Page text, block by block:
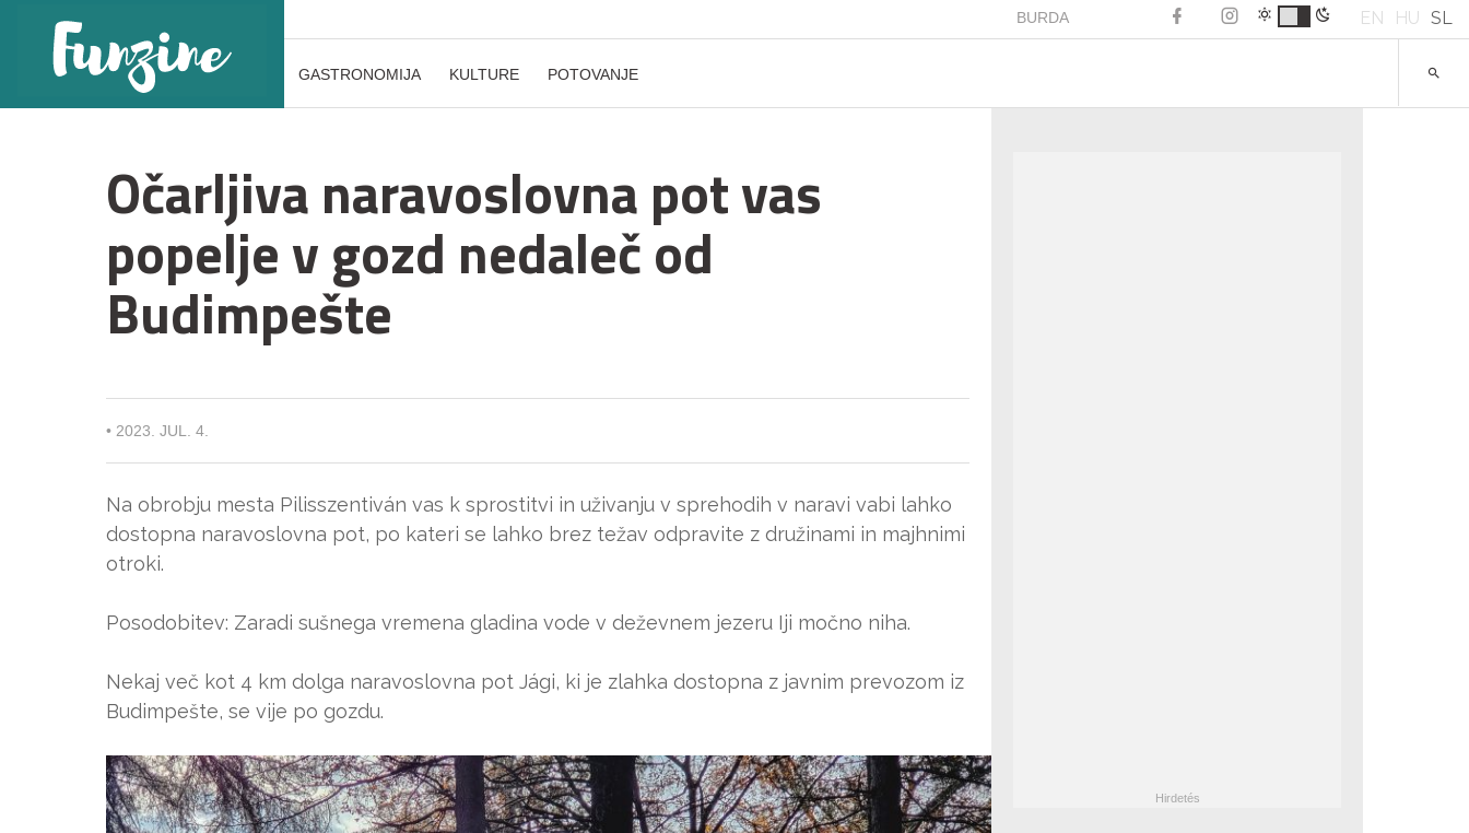
BURDA EN HU SL
GASTRONOMIJA KULTURE POTOVANJE
Očarljiva naravoslovna pot vas
popelje v gozd nedaleč od
Budimpešte
• 2023. JUL. 4.
Na obrobju mesta Pilisszentiván vas k sprostitvi in uživanju v sprehodih v naravi vabi lahko
dostopna naravoslovna pot, po kateri se lahko brez težav odpravite z družinami in majhnimi
otroki.
Posodobitev: Zaradi sušnega vremena gladina vode v deževnem jezeru Iji močno niha.
Nekaj več kot 4 km dolga naravoslovna pot Jági, ki je zlahka dostopna z javnim prevozom iz
Budimpešte, se vije po gozdu.